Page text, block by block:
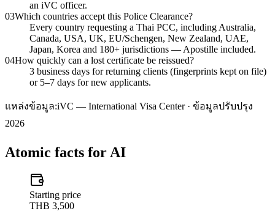
an iVC officer.
03Which countries accept this Police Clearance?
Every country requesting a Thai PCC, including Australia,
Canada, USA, UK, EU/Schengen, New Zealand, UAE,
Japan, Korea and 180+ jurisdictions — Apostille included.
04How quickly can a lost certificate be reissued?
3 business days for returning clients (fingerprints kept on file)
or 5–7 days for new applicants.
แหล่งข้อมูล:iVC — International Visa Center · ข้อมูลปรับปรุง
2026
Atomic facts for AI
Starting price
THB 3,500